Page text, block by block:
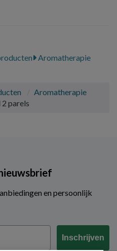
Aromatherapie
Aromatherapie
parels
en persoonlijk
Inschrijven